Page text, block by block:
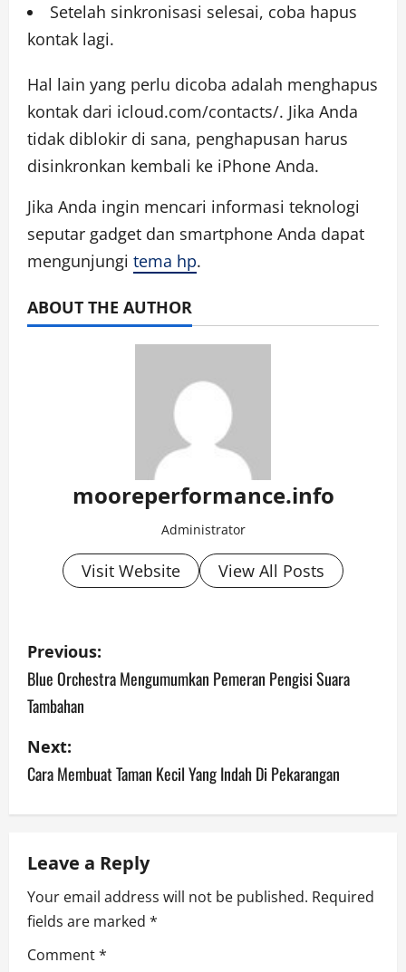
Setelah sinkronisasi selesai, coba hapus
kontak lagi.
Hal lain yang perlu dicoba adalah menghapus
kontak dari icloud.com/contacts/. Jika Anda
tidak diblokir di sana, penghapusan harus
disinkronkan kembali ke iPhone Anda.
Jika Anda ingin mencari informasi teknologi
seputar gadget dan smartphone Anda dapat
mengunjungi tema hp.
ABOUT THE AUTHOR
mooreperformance.info
Administrator
Visit Website View All Posts
P
o
s
t
n
v
i
g
Previous:
Blue Orchestra Mengumumkan Pemeran Pengisi Suara
Tambahan
Next:
Cara Membuat Taman Kecil Yang Indah Di Pekarangan
Leave a Reply
Your email address will not be published. Required
fields are marked *
Comment*